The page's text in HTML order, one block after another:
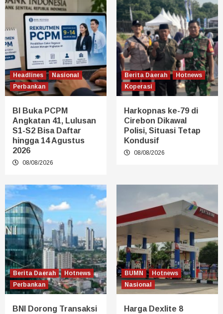
Headlines
Nasional
Perbankan
BI Buka PCPM
Angkatan 41, Lulusan
S1-S2 Bisa Daftar
hingga 14 Agustus
2026
08/08/2026
Berita Daerah
Hotnews
Koperasi
Harkopnas ke-79 di
Cirebon Dikawal
Polisi, Situasi Tetap
Kondusif
08/08/2026
Berita Daerah
Hotnews
Perbankan
BNI Dorong Transaksi
BUMN
Hotnews
Nasional
Harga Dexlite 8